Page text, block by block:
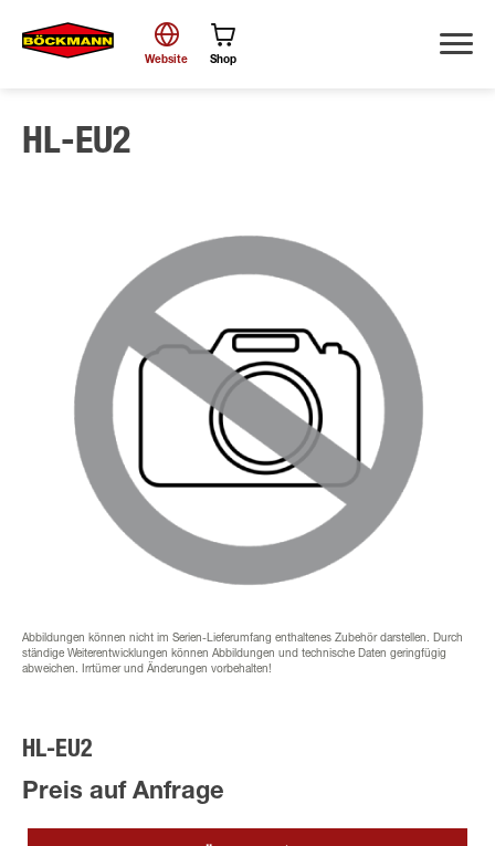
Suche
Website Shop
HL-EU2
Abbildungen können nicht im Serien-Lieferumfang enthaltenes Zubehör darstellen. Durch
ständige Weiterentwicklungen können Abbildungen und technische Daten geringfügig
abweichen. Irrtümer und Änderungen vorbehalten!
HL-EU2
Preis auf Anfrage